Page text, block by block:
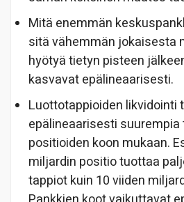
Mitä enemmän
sitä vähemmän jokaisesta
hyötyä tietyn pisteen
kasvavat epälineaarisesti.
Luottotappioiden likvidointi
epälineaarisesti suurempia
positioiden koon mukaan.
miljardin positio tuottaa
tappiot kuin 10 viiden